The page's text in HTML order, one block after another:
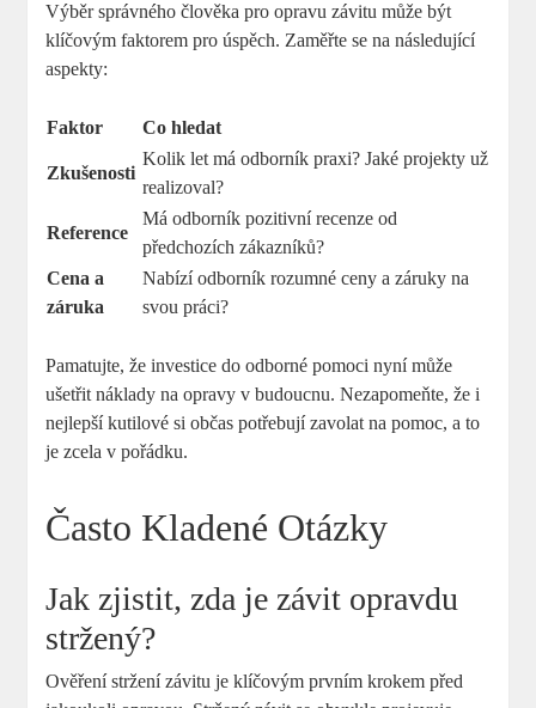
Výběr správného člověka pro opravu závitu může být
klíčovým faktorem pro úspěch. Zaměřte se na následující
aspekty:
Faktor Co hledat
Zkušenosti
Kolik let má odborník praxi? Jaké projekty už
realizoval?
Reference
Má odborník pozitivní recenze od
předchozích zákazníků?
Cena a
záruka
Nabízí odborník rozumné ceny a záruky na
svou práci?
Pamatujte, že investice do odborné pomoci nyní může
ušetřit náklady na opravy v budoucnu. Nezapomeňte, že i
nejlepší kutilové si občas potřebují zavolat na pomoc, a to
je zcela v pořádku.
Často Kladené Otázky
Jak zjistit, zda je závit opravdu
stržený?
Ověření stržení závitu je klíčovým prvním krokem před